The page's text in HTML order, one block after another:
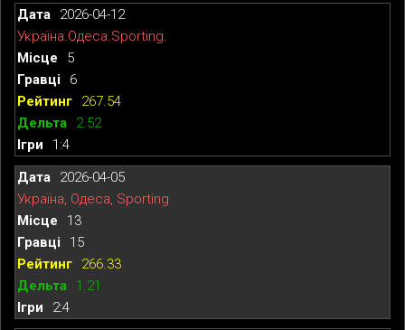
2026-04-12
Україна.Одеса.Sporting.
5
6
267.54
2.52
1:4
2026-04-05
Україна, Одеса, Sporting
13
15
266.33
1.21
2:4